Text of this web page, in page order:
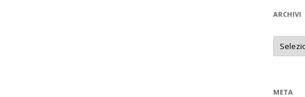
ARCHIVI
Archivi
META